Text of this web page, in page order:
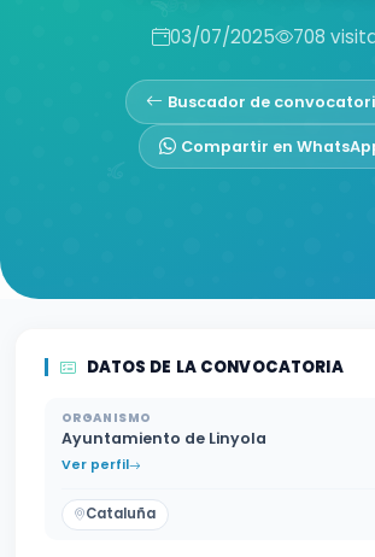
03/07/2025 708
Buscador de
Compartir en
DATOS DE LA CONVOCATORIA
ORGANISMO
Ayuntamiento de Linyola
Ver perfil
Cataluña